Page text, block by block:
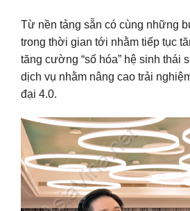
Từ nền tảng sẵn có cùng những
trong thời gian tới nhằm tiếp tục
tăng cường “số hóa” hệ sinh thái
dịch vụ nhằm nâng cao trải
đại 4.0.